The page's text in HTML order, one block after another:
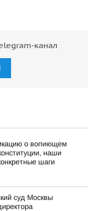
канал
о вопиющем
наши
шаги
суд Москвы